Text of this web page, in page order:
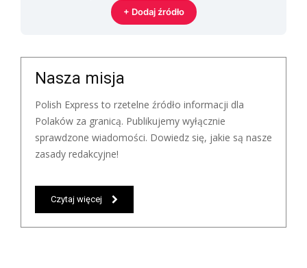
+ Dodaj źródło
Nasza misja
Polish Express to rzetelne źródło informacji dla
Polaków za granicą. Publikujemy wyłącznie
sprawdzone wiadomości. Dowiedz się, jakie są nasze
zasady redakcyjne!
Czytaj więcej